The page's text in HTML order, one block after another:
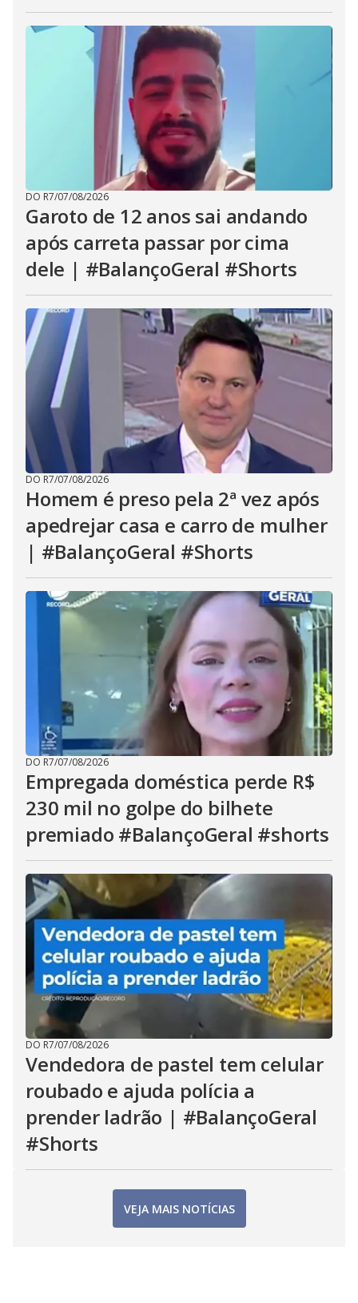
DO R7/07/08/2026
Garoto de 12 anos sai andando
após carreta passar por cima
dele | #BalançoGeral #Shorts
DO R7/07/08/2026
Homem é preso pela 2ª vez após
apedrejar casa e carro de mulher
| #BalançoGeral #Shorts
DO R7/07/08/2026
Empregada doméstica perde R$
230 mil no golpe do bilhete
premiado #BalançoGeral #shorts
DO R7/07/08/2026
Vendedora de pastel tem celular
roubado e ajuda polícia a
prender ladrão | #BalançoGeral
#Shorts
VEJA MAIS NOTÍCIAS